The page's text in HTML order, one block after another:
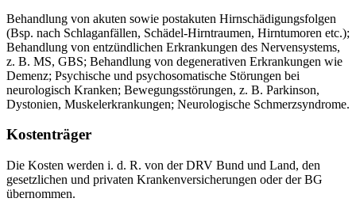
Behandlung von akuten sowie postakuten Hirnschädigungsfolgen
(Bsp. nach Schlaganfällen, Schädel-Hirntraumen, Hirntumoren etc.);
Behandlung von entzündlichen Erkrankungen des Nervensystems,
z. B. MS, GBS; Behandlung von degenerativen Erkrankungen wie
Demenz; Psychische und psychosomatische Störungen bei
neurologisch Kranken; Bewegungsstörungen, z. B. Parkinson,
Dystonien, Muskelerkrankungen; Neurologische Schmerzsyndrome.
Kostenträger
Die Kosten werden i. d. R. von der DRV Bund und Land, den
gesetzlichen und privaten Krankenversicherungen oder der BG
übernommen.